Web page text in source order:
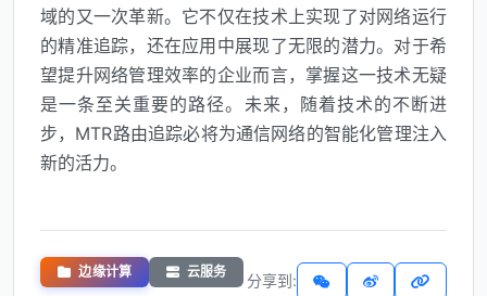
域的又一次革新。它不仅在技术上实现了对网络运行
的精准追踪，还在应用中展现了无限的潜力。对于希
望提升网络管理效率的企业而言，掌握这一技术无疑
是一条至关重要的路径。未来，随着技术的不断进
步，MTR路由追踪必将为通信网络的智能化管理注入
新的活力。
边缘计算 云服务 分享到: